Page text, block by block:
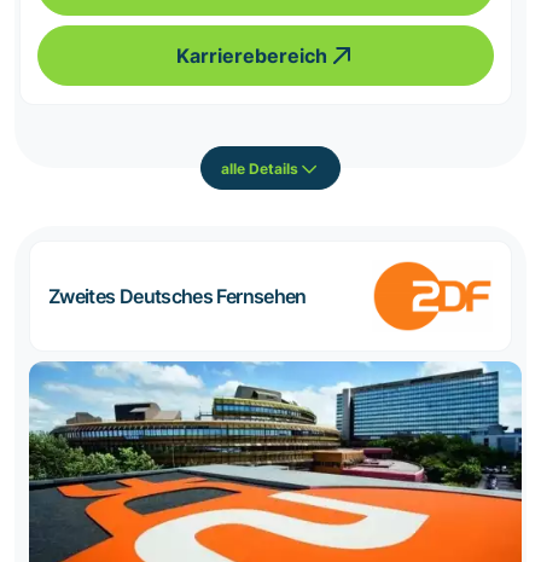
Karrierebereich
alle Details
Zweites Deutsches Fernsehen